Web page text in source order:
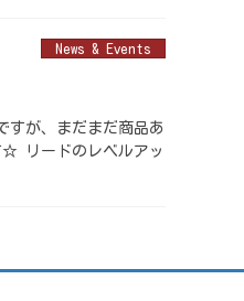
News & Events
すが、まだまだ商品あ
リードのレベルアッ